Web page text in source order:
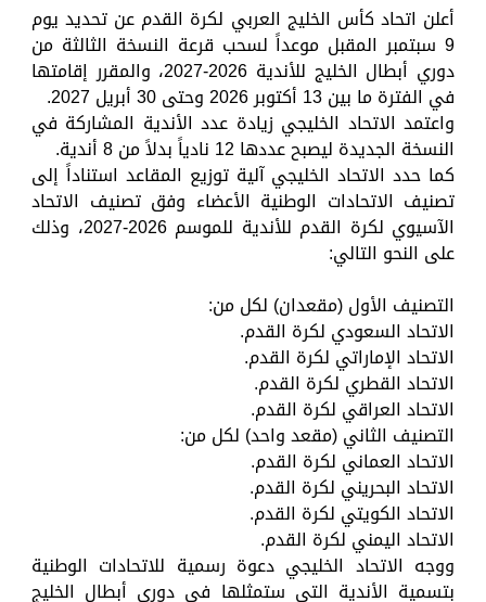
أعلن اتحاد كأس الخليج العربي لكرة القدم عن تحديد يوم
9 سبتمبر المقبل موعداً لسحب قرعة النسخة الثالثة من
دوري أبطال الخليج للأندية 2026-2027، والمقرر إقامتها
في الفترة ما بين 13 أكتوبر 2026 وحتى 30 أبريل 2027.
واعتمد الاتحاد الخليجي زيادة عدد الأندية المشاركة في
النسخة الجديدة ليصبح عددها 12 نادياً بدلاً من 8 أندية.
كما حدد الاتحاد الخليجي آلية توزيع المقاعد استناداً إلى
تصنيف الاتحادات الوطنية الأعضاء وفق تصنيف الاتحاد
الآسيوي لكرة القدم للأندية للموسم 2026-2027، وذلك
على النحو التالي:
التصنيف الأول (مقعدان) لكل من:
الاتحاد السعودي لكرة القدم.
الاتحاد الإماراتي لكرة القدم.
الاتحاد القطري لكرة القدم.
الاتحاد العراقي لكرة القدم.
التصنيف الثاني (مقعد واحد) لكل من:
الاتحاد العماني لكرة القدم.
الاتحاد البحريني لكرة القدم.
الاتحاد الكويتي لكرة القدم.
الاتحاد اليمني لكرة القدم.
ووجه الاتحاد الخليجي دعوة رسمية للاتحادات الوطنية
بتسمية الأندية التي ستمثلها في دوري أبطال الخليج